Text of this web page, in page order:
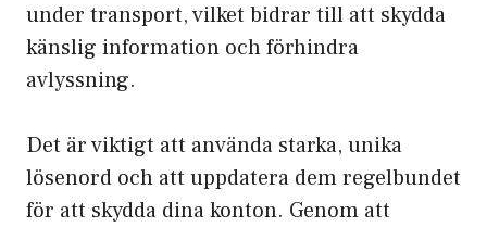
under transport, vilket bidrar till att skydda
känslig information och förhindra
avlyssning.
Det är viktigt att använda starka, unika
lösenord och att uppdatera dem regelbundet
för att skydda dina konton. Genom att